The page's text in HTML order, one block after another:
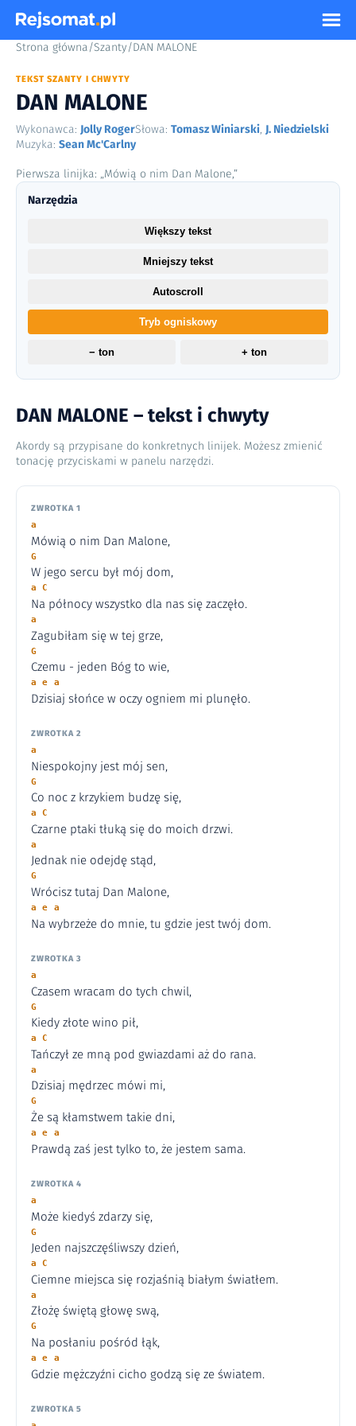
Strona główna/Szanty/DAN MALONE
TEKST SZANTY I CHWYTY
DAN MALONE
Wykonawca: Jolly RogerSłowa: Tomasz Winiarski, J. Niedzielski
Muzyka: Sean Mc'Carlny
Pierwsza linijka: „Mówią o nim Dan Malone,”
DAN MALONE – tekst i chwyty
Akordy są przypisane do konkretnych linijek. Możesz zmienić
tonację przyciskami w panelu narzędzi.
ZWROTKA 1
a
Mówią o nim Dan Malone,
G
W jego sercu był mój dom,
a C
Na północy wszystko dla nas się zaczęło.
a
Zagubiłam się w tej grze,
G
Czemu - jeden Bóg to wie,
a e a
Dzisiaj słońce w oczy ogniem mi plunęło.
ZWROTKA 2
a
Niespokojny jest mój sen,
G
Co noc z krzykiem budzę się,
a C
Czarne ptaki tłuką się do moich drzwi.
a
Jednak nie odejdę stąd,
G
Wrócisz tutaj Dan Malone,
a e a
Na wybrzeże do mnie, tu gdzie jest twój dom.
ZWROTKA 3
a
Czasem wracam do tych chwil,
G
Kiedy złote wino pił,
a C
Tańczył ze mną pod gwiazdami aż do rana.
a
Dzisiaj mędrzec mówi mi,
G
Że są kłamstwem takie dni,
a e a
Prawdą zaś jest tylko to, że jestem sama.
ZWROTKA 4
a
Może kiedyś zdarzy się,
G
Jeden najszczęśliwszy dzień,
a C
Ciemne miejsca się rozjaśnią białym światłem.
a
Złożę świętą głowę swą,
G
Na posłaniu pośród łąk,
a e a
Gdzie mężczyźni cicho godzą się ze światem.
ZWROTKA 5
Narzędzia
Większy tekst
Mniejszy tekst
Autoscroll
Tryb ogniskowy
− ton + ton